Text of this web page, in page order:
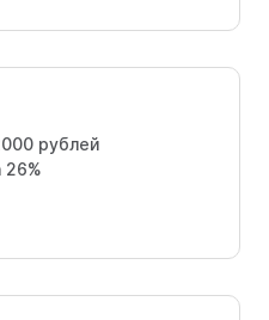
цене.
заказа, а
Это
ограничено по
рублей
26%